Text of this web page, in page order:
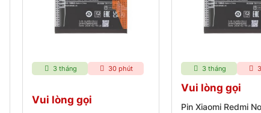
3 tháng 30 phút
Vui lòng gọi
3 tháng
Vui lòng gọi
Pin Xiaomi Redmi